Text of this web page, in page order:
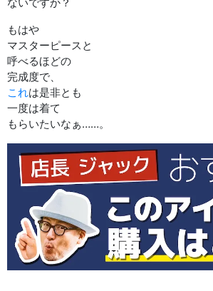
もはや
マスターピースと
呼べるほどの
完成度で、
これは是非とも
一度は着て
もらいたいなぁ……。